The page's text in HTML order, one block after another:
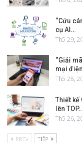
“Cứu
cụ AI…
Th5 29,
“Giải
mại
Th5 28,
Thiết kế
lên
Th5 26,
PREV TIẾP